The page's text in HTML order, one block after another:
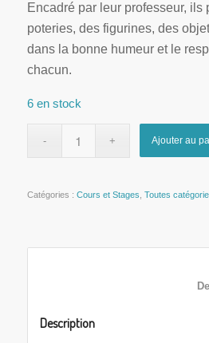
Encadré par leur professeur, ils
poteries, des figurines, des
dans la bonne humeur et le
chacun.
6 en stock
Ajouter au
Catégories : Cours et Stages Toutes
Description